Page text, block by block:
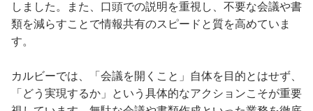
しました。また、口頭での説明を重視し、不要な会議や書
類を減らすことで情報共有のスピードと質を高めていま
す。
カルビーでは、「会議を開くこと」自体を目的とはせず、
「どう実現するか」という具体的なアクションこそが重要